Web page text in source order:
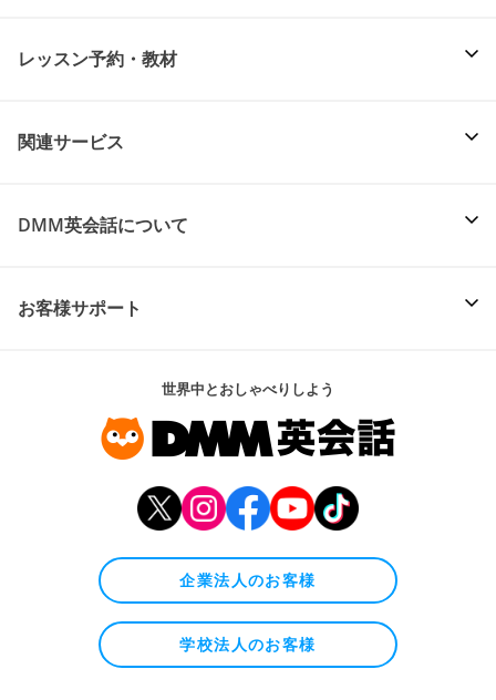
レッスン予約・教材
関連サービス
DMM英会話について
お客様サポート
世界中とおしゃべりしよう
企業法人のお客様
学校法人のお客様